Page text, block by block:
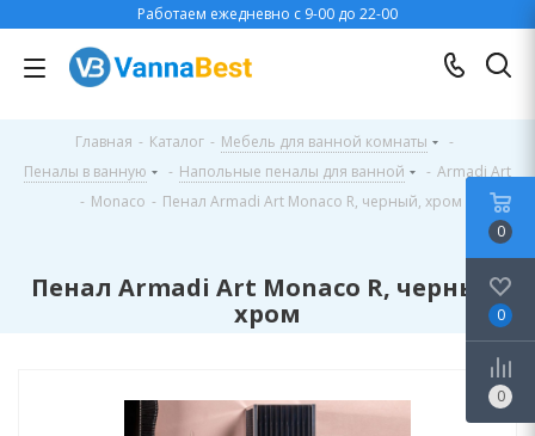
Работаем ежедневно с 9-00 до 22-00
Главная - Каталог - Мебель для ванной комнаты
-
Пеналы в ванную
- Напольные пеналы для ванной - Armadi Art
- Monaco - Пенал Armadi Art Monaco R, черный, хром
Пенал Armadi Art Monaco R, черный,
хром
0
0
0